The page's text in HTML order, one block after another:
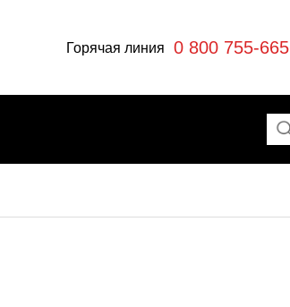
Горячая линия 0 800 755-665